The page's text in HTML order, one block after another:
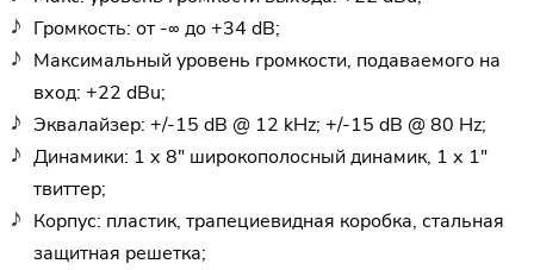
Громкость: от -∞ до +34 dB;
Максимальный уровень громкости, подаваемого на
вход: +22 dBu;
Эквалайзер: +/-15 dB @ 12 kHz; +/-15 dB @ 80 Hz;
Динамики: 1 х 8" широкополосный динамик, 1 х 1"
твиттер;
Корпус: пластик, трапециевидная коробка, стальная
защитная решетка;